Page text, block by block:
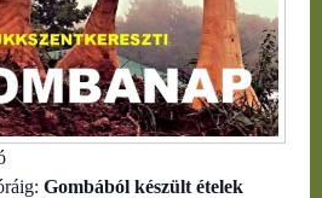
Gombából készült ételek